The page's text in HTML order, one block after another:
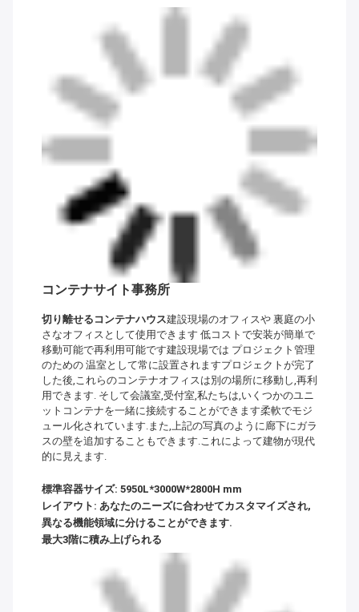
コンテナサイト事務所
切り離せるコンテナハウス建設現場のオフィスや 裏庭の小
さなオフィスとして使用できます 低コストで安装が簡単で
移動可能で再利用可能です建設現場では プロジェクト管理
のための 温室として常に設置されますプロジェクトが完了
した後,これらのコンテナオフィスは別の場所に移動し,再利
用できます. そして会議室,受付室,私たちは,いくつかのユニ
ットコンテナを一緒に接続することができます柔軟でモジ
ュール化されています.また,上記の写真のように廊下にガラ
スの壁を追加することもできます.これによって建物が現代
的に見えます.
標準容器サイズ: 5950L*3000W*2800H mm
レイアウト: あなたのニーズに合わせてカスタマイズされ,
異なる機能領域に分けることができます.
最大3階に積み上げられる